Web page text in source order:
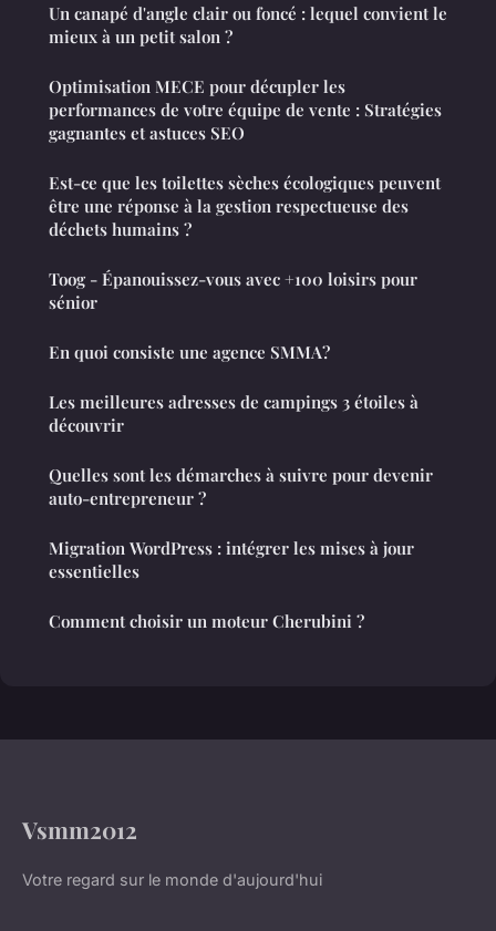
Un canapé d'angle clair ou foncé : lequel convient le
mieux à un petit salon ?
Optimisation MECE pour décupler les
performances de votre équipe de vente : Stratégies
gagnantes et astuces SEO
Est-ce que les toilettes sèches écologiques peuvent
être une réponse à la gestion respectueuse des
déchets humains ?
Toog - Épanouissez-vous avec +100 loisirs pour
sénior
En quoi consiste une agence SMMA?
Les meilleures adresses de campings 3 étoiles à
découvrir
Quelles sont les démarches à suivre pour devenir
auto-entrepreneur ?
Migration WordPress : intégrer les mises à jour
essentielles
Comment choisir un moteur Cherubini ?
Vsmm2012
Votre regard sur le monde d'aujourd'hui